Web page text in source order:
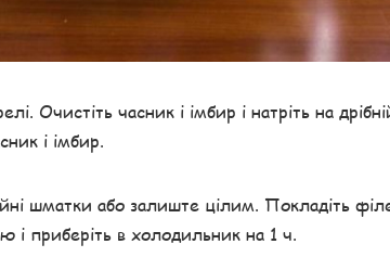
Очистіть часник і імбир і натріть на
і імбир.
шматки або залиште цілим. Покладіть
приберіть в холодильник на 1 ч.